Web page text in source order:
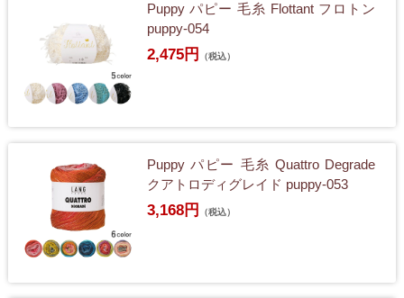
Puppy パピー 毛糸 Flottant フロトン
puppy-054
2,475円 （税込）
Puppy パピー 毛糸 Quattro Degrade
クアトロディグレイド puppy-053
3,168円 （税込）